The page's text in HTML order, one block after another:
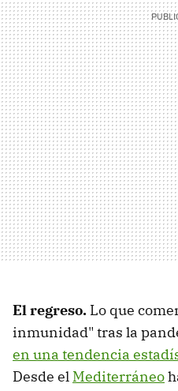
El regreso. Lo que
inmunidad" tras la
en una tendencia
Desde el Mediterráneo